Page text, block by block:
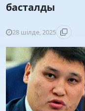
басталды
28 шілде, 2025